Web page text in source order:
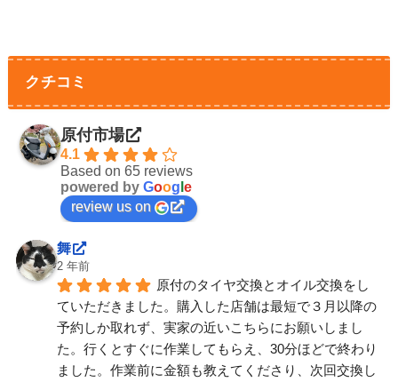
クチコミ
原付市場
4.1
Based on 65 reviews
powered by Goog e
review us on
舞
2 年前
原付のタイヤ交換とオイル交換をし
ていただきました。購入した店舗は最短で３月以降の
予約しか取れず、実家の近いこちらにお願いしまし
た。行くとすぐに作業してもらえ、30分ほどで終わり
ました。作業前に金額も教えてくださり、次回交換し